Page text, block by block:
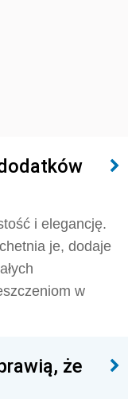
i elegancję.
je, dodaje
w
że